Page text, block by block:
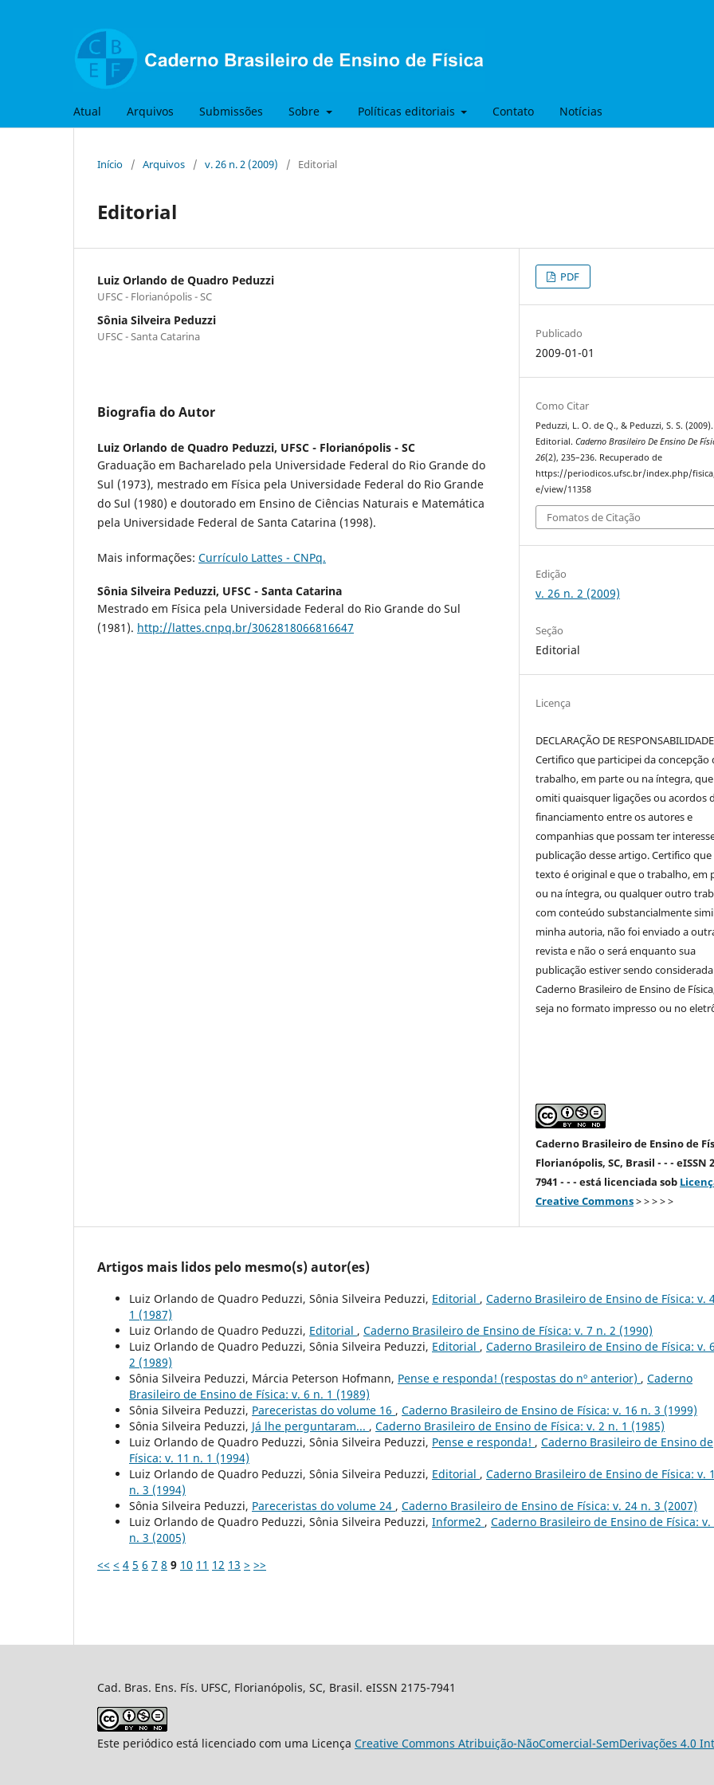
Atual Arquivos Submissões Sobre Políticas editoriais Contato Notícias
Início / Arquivos / v. 26 n. 2 (2009) / Editorial
Editorial
Luiz Orlando de Quadro Peduzzi
UFSC - Florianópolis - SC
Sônia Silveira Peduzzi
UFSC - Santa Catarina
Biografia do Autor
Luiz Orlando de Quadro Peduzzi, UFSC - Florianópolis - SC
Graduação em Bacharelado pela Universidade Federal do Rio Grande do
Sul (1973), mestrado em Física pela Universidade Federal do Rio Grande
do Sul (1980) e doutorado em Ensino de Ciências Naturais e Matemática
pela Universidade Federal de Santa Catarina (1998).
Mais informações: Currículo Lattes - CNPq.
Sônia Silveira Peduzzi, UFSC - Santa Catarina
Mestrado em Física pela Universidade Federal do Rio Grande do Sul
(1981). http://lattes.cnpq.br/3062818066816647
PDF
Publicado
2009-01-01
Como Citar
Peduzzi, L. O. de Q., & Peduzzi, S. S. (2009).
Editorial.Caderno Brasileiro De Ensino De
26(2), 235–236. Recuperado de
https://periodicos.ufsc.br/index.php/
e/view/11358
Fomatos de Citação
Edição
v. 26 n. 2 (2009)
Seção
Editorial
Licença
DECLARAÇÃO DE RESPONSABILIDADE
Certifico que participei da concepção
trabalho, em parte ou na íntegra,
omiti quaisquer ligações ou acordos
financiamento entre os autores e
companhias que possam ter
publicação desse artigo. Certifico que
texto é original e que o trabalho, em
ou na íntegra, ou qualquer outro
com conteúdo substancialmente
minha autoria, não foi enviado a
revista e não o será enquanto sua
publicação estiver sendo
Caderno Brasileiro de Ensino de
seja no formato impresso ou no
Caderno Brasileiro de Ensino de
Florianópolis, SC, Brasil - - - eISSN
7941 - - - está licenciada sob
Creative Commons> > > > >
Artigos mais lidos pelo mesmo(s) autor(es)
Luiz Orlando de Quadro Peduzzi, Sônia Silveira Peduzzi, Editorial , Caderno Brasileiro de Ensino de Física: v.
1 (1987)
Luiz Orlando de Quadro Peduzzi, Editorial , Caderno Brasileiro de Ensino de Física: v. 7 n. 2 (1990)
Luiz Orlando de Quadro Peduzzi, Sônia Silveira Peduzzi, Editorial , Caderno Brasileiro de Ensino de Física: v.
2 (1989)
Sônia Silveira Peduzzi, Márcia Peterson Hofmann, Pense e responda! (respostas do nº anterior) , Caderno
Brasileiro de Ensino de Física: v. 6 n. 1 (1989)
Sônia Silveira Peduzzi, Pareceristas do volume 16 , Caderno Brasileiro de Ensino de Física: v. 16 n. 3 (1999)
Sônia Silveira Peduzzi, Já lhe perguntaram... , Caderno Brasileiro de Ensino de Física: v. 2 n. 1 (1985)
Luiz Orlando de Quadro Peduzzi, Sônia Silveira Peduzzi, Pense e responda! , Caderno Brasileiro de Ensino de
Física: v. 11 n. 1 (1994)
Luiz Orlando de Quadro Peduzzi, Sônia Silveira Peduzzi, Editorial , Caderno Brasileiro de Ensino de Física: v.
n. 3 (1994)
Sônia Silveira Peduzzi, Pareceristas do volume 24 , Caderno Brasileiro de Ensino de Física: v. 24 n. 3 (2007)
Luiz Orlando de Quadro Peduzzi, Sônia Silveira Peduzzi, Informe2 , Caderno Brasileiro de Ensino de Física: v.
n. 3 (2005)
<< < 4 5 6 7 8 9 10 11 12 13 > >>
Cad. Bras. Ens. Fís. UFSC, Florianópolis, SC, Brasil. eISSN 2175-7941
Este periódico está licenciado com uma Licença Creative Commons Atribuição-NãoComercial-SemDerivações 4.0